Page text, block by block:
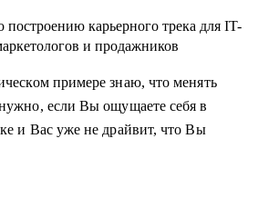
построению карьерного трека для IT-
и продажников
примере знаю, что менять
если Вы ощущаете себя в
и Вас уже не драйвит, что Вы